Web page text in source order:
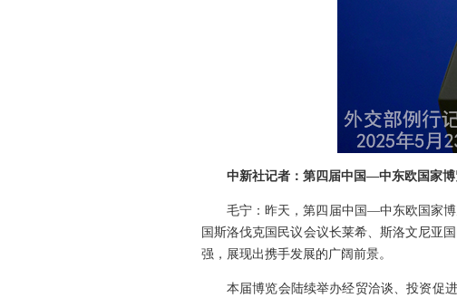
中新社记者：第四届中国—中东欧国家
毛宁：昨天，第四届中国—中东欧国家
国斯洛伐克国民议会议长莱希、斯洛文尼亚
强，展现出携手发展的广阔前景。
本届博览会陆续举办经贸洽谈、投资促